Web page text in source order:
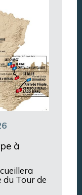
à
du Tour de